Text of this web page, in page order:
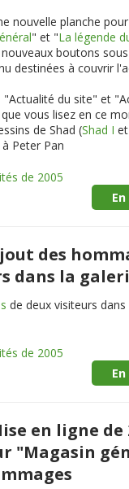
nouvelle planche
" et "La légende
boutons
destinées à couvrir
"Actualité du site" et
vous lisez en ce
de Shad (Shad I
Peter Pan
de 2005
des
dans la
de deux visiteurs dans
de 2005
en ligne
"Magasin